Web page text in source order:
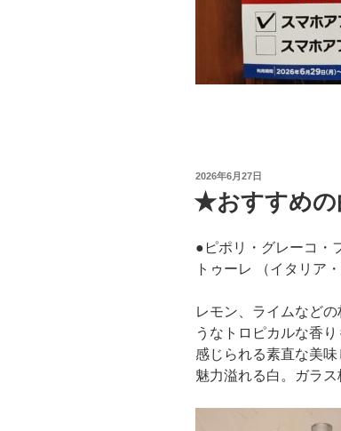
投
稿
日:
2026年6月27日
★おすすめの
●ピポリ・グレーコ・
トゥーレ （イタリア
レモン、ライムなど
うなトロピカルな香
感じられる素直な美
魅力溢れる白。ガラス